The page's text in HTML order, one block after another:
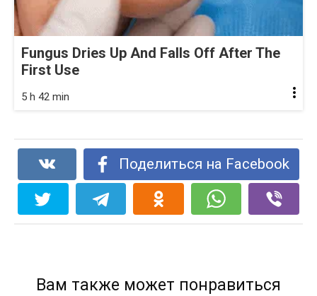
Fungus Dries Up And Falls Off After The
First Use
5 h 42 min
Поделиться на Facebook
Вам также может понравиться